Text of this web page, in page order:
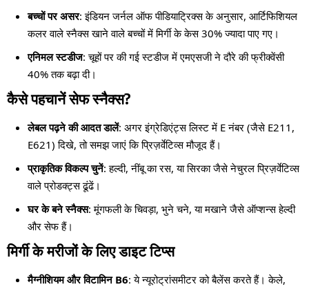
बच्चों पर असर: इंडियन जर्नल ऑफ पीडियाट्रिक्स के अनुसार, आर्टिफिशियल
कलर वाले स्नैक्स खाने वाले बच्चों में मिर्गी के केस 30% ज्यादा पाए गए।
एनिमल स्टडीज: चूहों पर की गई स्टडीज में एमएसजी ने दौरे की फ्रीक्वेंसी
40% तक बढ़ा दी।
कैसे पहचानें सेफ स्नैक्स?
लेबल पढ़ने की आदत डालें: अगर इंग्रेडिएंट्स लिस्ट में E नंबर (जैसे E211,
E621) दिखे, तो समझ जाएं कि प्रिज़र्वेटिव्स मौजूद हैं।
प्राकृतिक विकल्प चुनें: हल्दी, नींबू का रस, या सिरका जैसे नेचुरल प्रिज़र्वेटिव्स
वाले प्रोडक्ट्स ढूंढें।
घर के बने स्नैक्स: मूंगफली के चिवड़ा, भुने चने, या मखाने जैसे ऑप्शन्स हेल्दी
और सेफ हैं।
मिर्गी के मरीजों के लिए डाइट टिप्स
मैग्नीशियम और विटामिन B6: ये न्यूरोट्रांसमीटर को बैलेंस करते हैं। केले,